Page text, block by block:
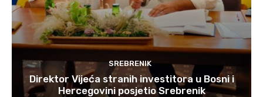
SREBRENIK
Direktor Vijeća stranih investitora u Bosni i
Hercegovini posjetio Srebrenik